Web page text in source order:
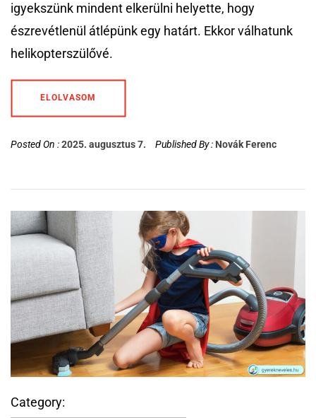
igyekszünk mindent elkerülni helyette, hogy
észrevétlenül átlépünk egy határt. Ekkor válhatunk
helikopterszülővé.
ELOLVASOM
Posted On :2025. augusztus 7. Published By : Novák Ferenc
Category: